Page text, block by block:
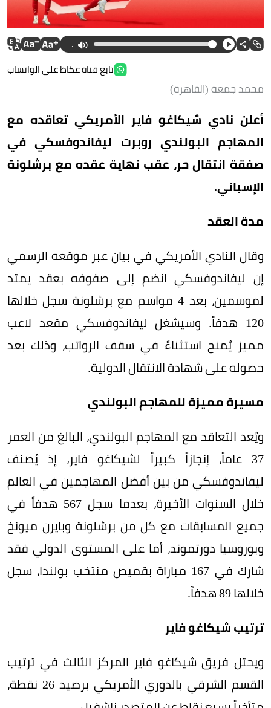
--:--
تابع قناة عكاظ على الواتساب
محمد جمعة (القاهرة)
أعلن نادي شيكاغو فاير الأمريكي تعاقده مع
المهاجم البولندي روبرت ليفاندوفسكي في
صفقة انتقال حر، عقب نهاية عقده مع برشلونة
الإسباني.
مدة العقد
وقال النادي الأمريكي في بيان عبر موقعه الرسمي
إن ليفاندوفسكي انضم إلى صفوفه بعقد يمتد
لموسمين، بعد 4 مواسم مع برشلونة سجل خلالها
120 هدفاً. وسيشغل ليفاندوفسكي مقعد لاعب
مميز يُمنح استثناءً في سقف الرواتب، وذلك بعد
حصوله على شهادة الانتقال الدولية.
مسيرة مميزة للمهاجم البولندي
ويُعد التعاقد مع المهاجم البولندي، البالغ من العمر
37 عاماً، إنجازاً كبيراً لشيكاغو فاير، إذ يُصنف
ليفاندوفسكي من بين أفضل المهاجمين في العالم
خلال السنوات الأخيرة، بعدما سجل 567 هدفاً في
جميع المسابقات مع كل من برشلونة وبايرن ميونخ
وبوروسيا دورتموند، أما على المستوى الدولي فقد
شارك في 167 مباراة بقميص منتخب بولندا، سجل
خلالها 89 هدفاً.
ترتيب شيكاغو فاير
ويحتل فريق شيكاغو فاير المركز الثالث في ترتيب
القسم الشرقي بالدوري الأمريكي برصيد 26 نقطة،